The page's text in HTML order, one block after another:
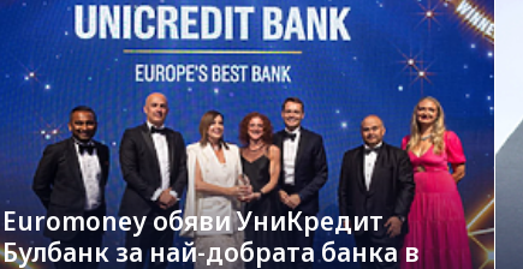
Euromoney обяви УниКредит
Булбанк за най-добрата банка в